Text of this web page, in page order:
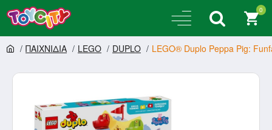
0
ΠΑΙΧΝΙΔΙΑ LEGO DUPLO LEGO® Duplo Peppa Pig: